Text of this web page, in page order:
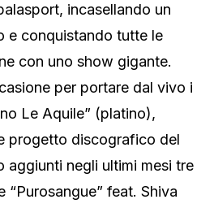
incasellando un
e conquistando tutte le
con uno show gigante.
per portare dal vivo i
Le Aquile” (platino),
progetto discografico del
aggiunti negli ultimi mesi tre
“Purosangue” feat. Shiva